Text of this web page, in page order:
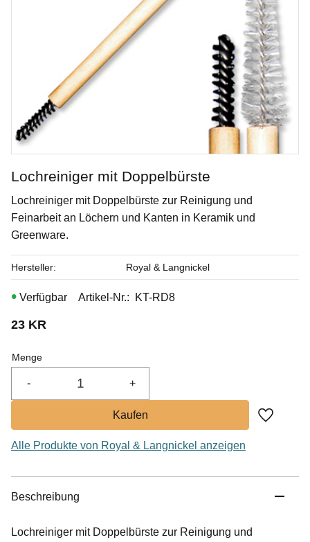
Smokey Merlot
Penselglasyr för stengods
Art. nr: PC-57
Lochreiniger mit Doppelbürste
Lochreiniger mit Doppelbürste zur Reinigung und
Feinarbeit an Löchern und Kanten in Keramik und
Greenware.
23 KR
Menge
+
-
Zu
Artikel-Nr. KT-RD8
Hersteller Royal & Langnickel
Alle Produkte von Royal & Langnickel anzeigen
Beschreibung
Lochreiniger mit Doppelbürste zur Reinigung und